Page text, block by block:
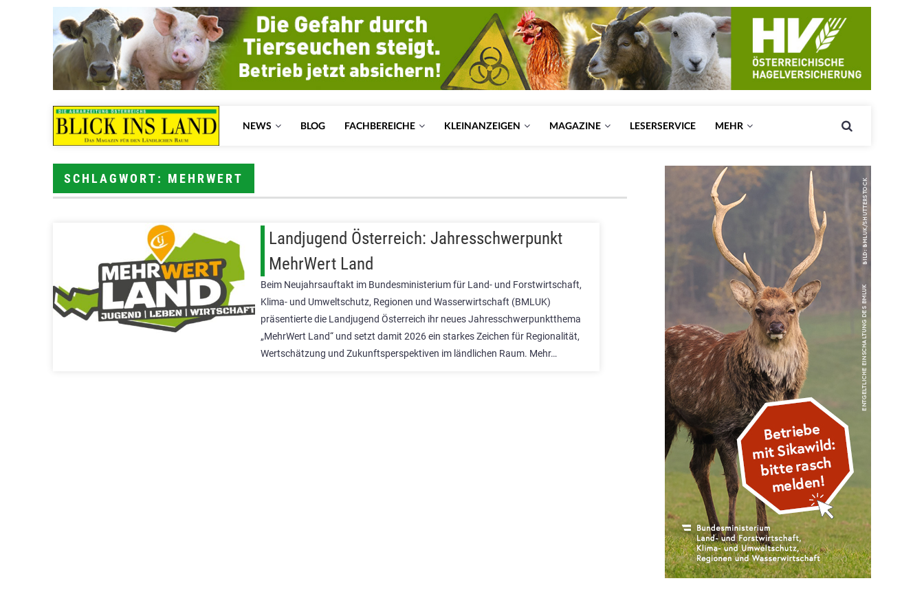
NEWS BLOG FACHBEREICHE KLEINANZEIGEN MAGAZINE LESERSERVICE MEHR
SCHLAGWORT: MEHRWERT
Landjugend Österreich: Jahresschwerpunkt
MehrWert Land
Beim Neujahrsauftakt im Bundesministerium für Land- und Forstwirtschaft,
Klima- und Umweltschutz, Regionen und Wasserwirtschaft (BMLUK)
präsentierte die Landjugend Österreich ihr neues Jahresschwerpunktthema
„MehrWert Land“ und setzt damit 2026 ein starkes Zeichen für Regionalität,
Wertschätzung und Zukunftsperspektiven im ländlichen Raum. Mehr…